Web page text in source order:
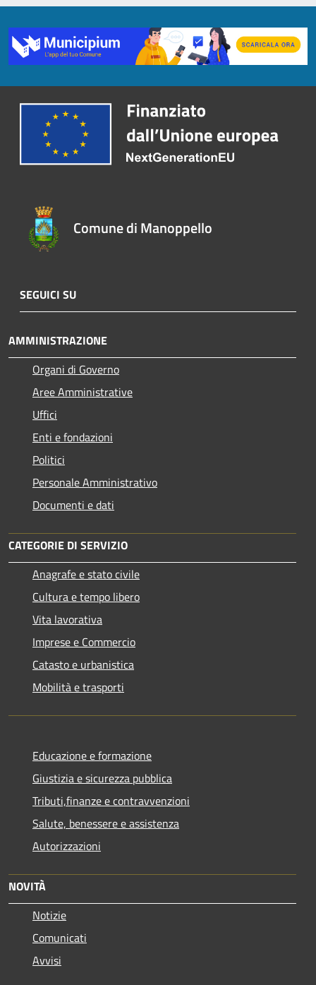
Comune di Manoppello
SEGUICI SU
AMMINISTRAZIONE
Organi di Governo
Aree Amministrative
Uffici
Enti e fondazioni
Politici
Personale Amministrativo
Documenti e dati
CATEGORIE DI SERVIZIO
Anagrafe e stato civile
Cultura e tempo libero
Vita lavorativa
Imprese e Commercio
Catasto e urbanistica
Mobilità e trasporti
Educazione e formazione
Giustizia e sicurezza pubblica
Tributi,finanze e contravvenzioni
Salute, benessere e assistenza
Autorizzazioni
NOVITÀ
Notizie
Comunicati
Avvisi